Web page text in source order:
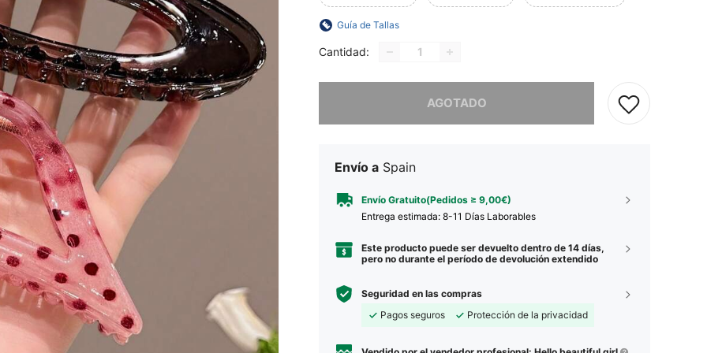
Guía de Tallas
Cantidad:
AGOTADO
Envío a Spain
Envío Gratuito(Pedidos ≥ 9,00€)
Entrega estimada: 8-11 Días Laborables
Este producto puede ser devuelto dentro de 14 días,
pero no durante el período de devolución extendido
Seguridad en las compras
Pagos seguros
Protección de la privacidad